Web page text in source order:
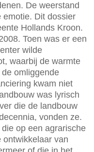
De weerstand
emotie. Dit dossier
Hollands Kroon.
Toen was er een
wilde
waarbij de warmte
omliggende
kwam niet
was lyrisch
die de landbouw
vonden ze.
op een agrarische
ontwikkelaar van